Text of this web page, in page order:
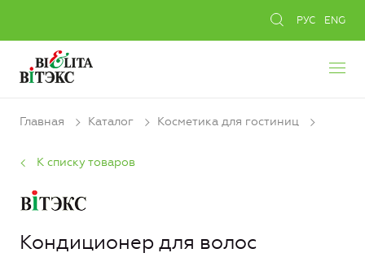
РУС ENG
Главная Каталог Косметика для гостиниц
К списку товаров
Кондиционер для волос